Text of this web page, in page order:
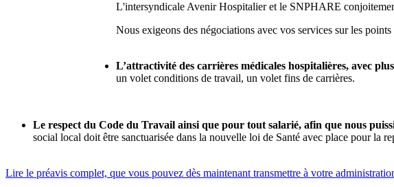
L'intersyndicale Avenir Hospitalier et le SNPHARE
Nous exigeons des négociations avec vos services sur les points
L’attractivité des carrières médicales hospitalières, avec
un volet conditions de travail, un volet fins de carrières.
Le respect du Code du Travail ainsi que pour tout salarié, afin que nous
social local doit être sanctuarisée dans la nouvelle loi de Santé avec place pour la
Lire le préavis complet, que vous pouvez dès maintenant transmettre à votre